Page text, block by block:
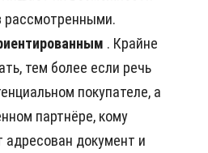
рассмотренными.
. Крайне
тем более если речь
покупателе, а
партнёре, кому
адресован документ и